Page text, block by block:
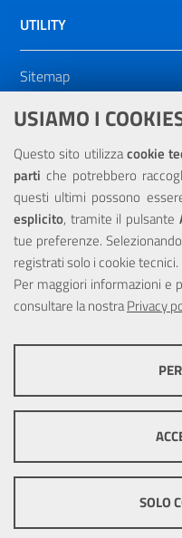
USIAMO I
Questo sito utilizzacookie
parti che potrebbero
questi ultimi possono
esplicito, tramite il pulsante
tue preferenze.
registrati solo i cookie tecnici.
Per maggiori informazioni e
consultare la nostraPrivacy
ottimale per ogni utente.
informazioni di navigazione
pertanto possono essere
SOLO
UTILITY
Sitemap
Dichiarazione di
NOTE LEGALI
Privacy
Portale realizzato con la
Europea tramite i fondi del